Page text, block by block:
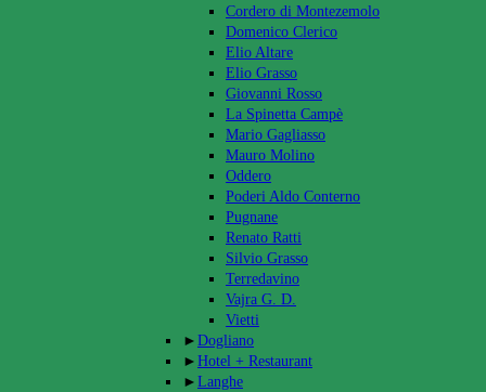
Cordero di Montezemolo
Domenico Clerico
Elio Altare
Elio Grasso
Giovanni Rosso
La Spinetta Campè
Mario Gagliasso
Mauro Molino
Oddero
Poderi Aldo Conterno
Pugnane
Renato Ratti
Silvio Grasso
Terredavino
Vajra G. D.
Vietti
► Dogliano
► Hotel + Restaurant
► Langhe